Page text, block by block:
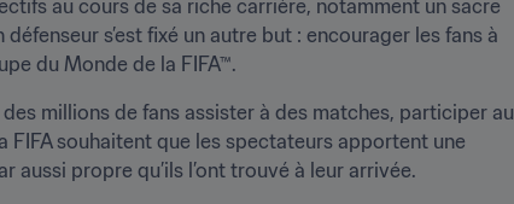
au cours de sa riche carrière, notamment un sacre
s’est fixé un autre but : encourager les fans à
du Monde de la FIFA™.
millions de fans assister à des matches, participer au
souhaitent que les spectateurs apportent une
propre qu’ils l’ont trouvé à leur arrivée.